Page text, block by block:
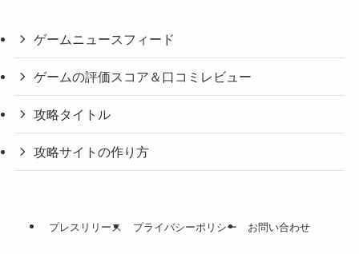
ゲームニュースフィード
ゲームの評価スコア＆口コミレビュー
攻略タイトル
攻略サイトの作り方
プレスリリース プライバシーポリシー お問い合わせ